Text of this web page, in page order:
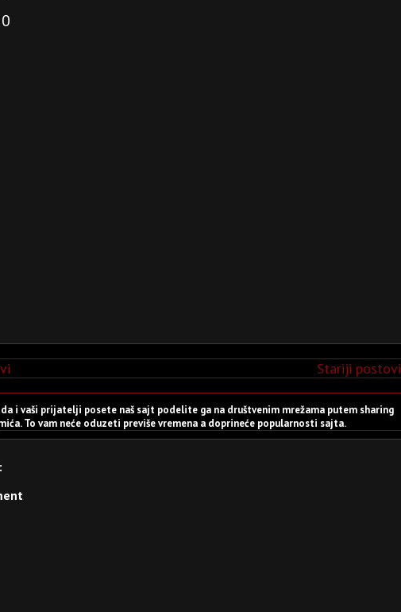
Stariji postovi
i vaši prijatelji posete naš sajt podelite ga na društvenim mrežama putem sharing
To vam neće oduzeti previše vremena a doprineće popularnosti sajta.